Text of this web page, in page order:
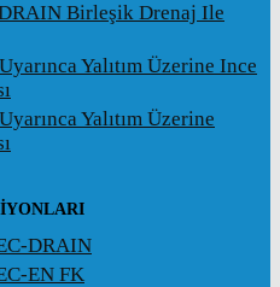
Birleşik Drenaj Ile
Yalıtım Üzerine Ince
Yalıtım Üzerine
DRAIN
EN FK